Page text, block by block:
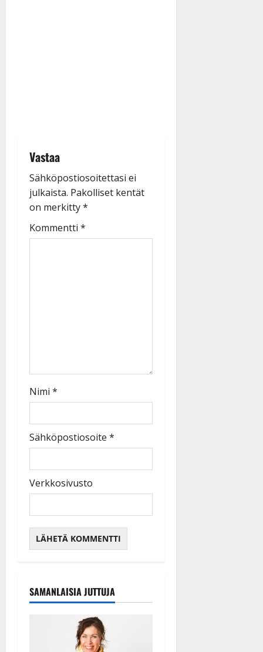
Vastaa
Sähköpostiosoitettasi ei
julkaista. Pakolliset kentät
on merkitty*
Kommentti *
Nimi *
Sähköpostiosoite *
Verkkosivusto
SAMANLAISIA JUTTUJA